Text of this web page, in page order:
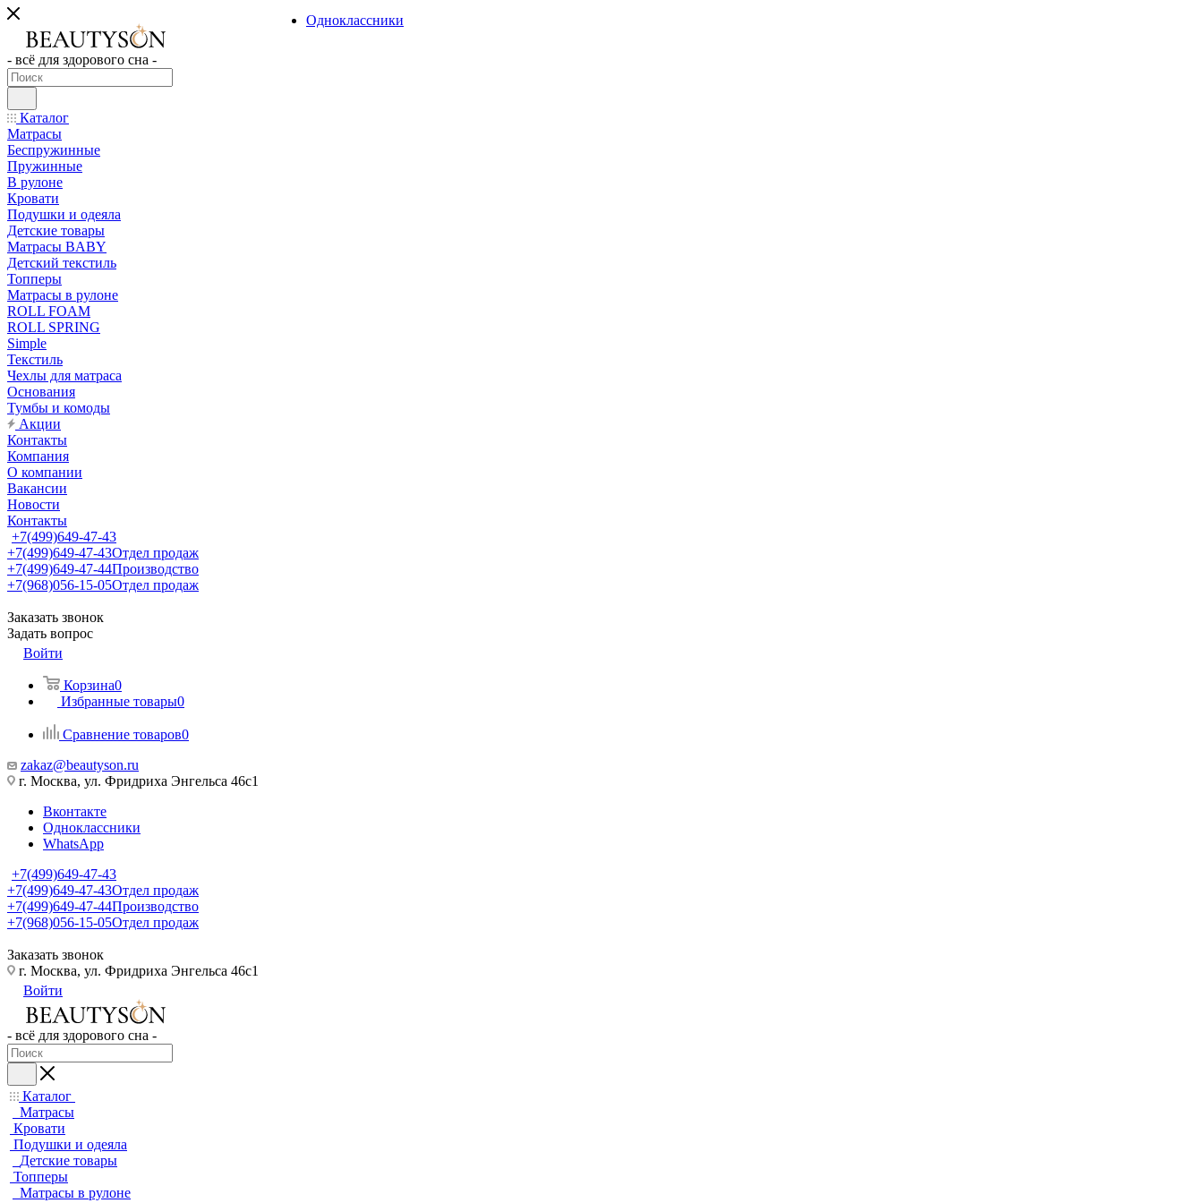
- всё для здорового сна -
Каталог
Матрасы
Беспружинные
Пружинные
В рулоне
Кровати
Подушки и одеяла
Детские товары
Матрасы BABY
Детский текстиль
Топперы
Матрасы в рулоне
ROLL FOAM
ROLL SPRING
Simple
Текстиль
Чехлы для матраса
Основания
Тумбы и комоды
Акции
Контакты
Компания
О компании
Вакансии
Новости
Контакты
+7(499)649-47-43
+7(499)649-47-43Отдел продаж
+7(499)649-47-44Производство
+7(968)056-15-05Отдел продаж
Заказать звонок
Задать вопрос
Войти
Корзина0
Избранные товары0
Сравнение товаров0
zakaz@beautyson.ru
г. Москва, ул. Фридриха Энгельса 46с1
Вконтакте
Одноклассники
WhatsApp
+7(499)649-47-43
+7(499)649-47-43Отдел продаж
+7(499)649-47-44Производство
+7(968)056-15-05Отдел продаж
Заказать звонок
Одноклассники
г. Москва, ул. Фридриха Энгельса 46с1
Войти
- всё для здорового сна -
Каталог
Матрасы
Кровати
Подушки и одеяла
Детские товары
Топперы
Матрасы в рулоне